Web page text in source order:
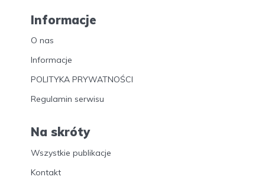
Informacje
O nas
Informacje
POLITYKA PRYWATNOŚCI
Regulamin serwisu
Na skróty
Wszystkie publikacje
Kontakt